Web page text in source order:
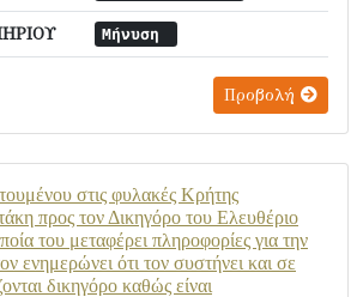
Μήνυση
Προβολή
στις φυλακές Κρήτης
προς τον Δικηγόρο του Ελευθέριο
του μεταφέρει πληροφορίες για την
ενημερώνει ότι τον συστήνει και σε
δικηγόρο καθώς είναι